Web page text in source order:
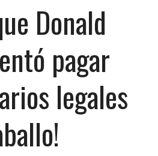
Donald
pagar
legales